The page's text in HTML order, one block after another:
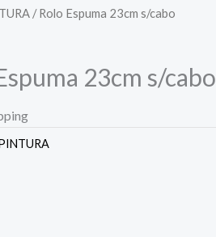
/ Rolo Espuma 23cm s/cabo
23cm s/cabo